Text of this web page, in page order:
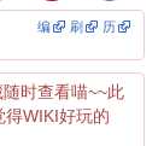
编 刷 历
时查看喵~~此
WIKI好玩的